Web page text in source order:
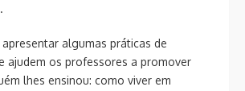
algumas práticas de
ajudem os professores a promover
lhes ensinou: como viver em